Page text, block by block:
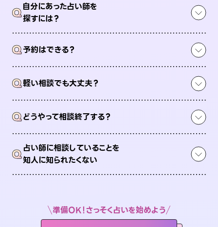
Q自分にあった占い師を
探すには？
Q予約はできる？
Q軽い相談でも大丈夫？
Qどうやって相談終了する？
Q占い師に相談していることを
知人に知られたくない
準備OK！さっそく占いを始めよう